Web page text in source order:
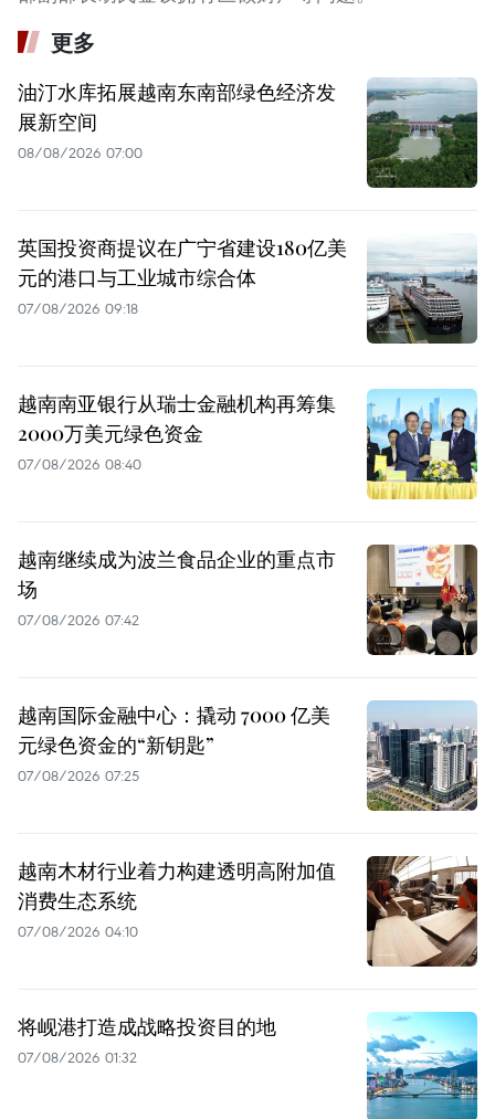
更多
油汀水库拓展越南东南部绿色经济发
展新空间
08/08/2026 07:00
英国投资商提议在广宁省建设180亿美
元的港口与工业城市综合体
07/08/2026 09:18
越南南亚银行从瑞士金融机构再筹集
2000万美元绿色资金
07/08/2026 08:40
越南继续成为波兰食品企业的重点市
场
07/08/2026 07:42
越南国际金融中心：撬动 7000 亿美
元绿色资金的“新钥匙”
07/08/2026 07:25
越南木材行业着力构建透明高附加值
消费生态系统
07/08/2026 04:10
将岘港打造成战略投资目的地
07/08/2026 01:32